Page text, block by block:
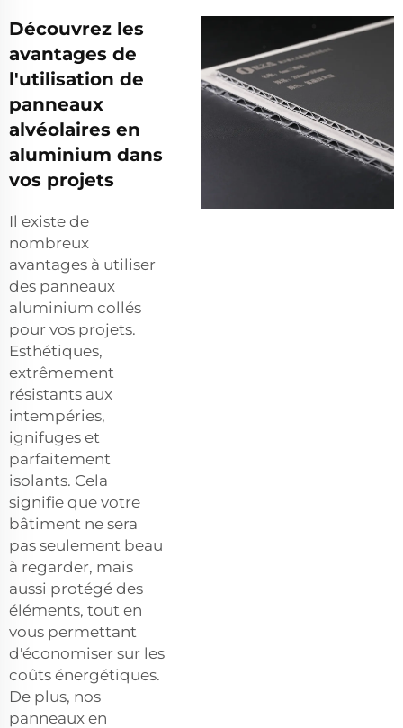
Découvrez les
avantages de
l'utilisation de
panneaux
alvéolaires en
aluminium dans
vos projets
Il existe de
nombreux
avantages à utiliser
des panneaux
aluminium collés
pour vos projets.
Esthétiques,
extrêmement
résistants aux
intempéries,
ignifuges et
parfaitement
isolants. Cela
signifie que votre
bâtiment ne sera
pas seulement beau
à regarder, mais
aussi protégé des
éléments, tout en
vous permettant
d'économiser sur les
coûts énergétiques.
De plus, nos
panneaux en